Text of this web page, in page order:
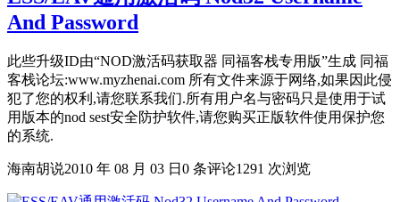
And Password
此些升级ID由“NOD激活码获取器 同福客栈专用版”生成 同福
客栈论坛:www.myzhenai.com 所有文件来源于网络,如果因此侵
犯了您的权利,请您联系我们.所有用户名与密码只是使用于试
用版本的nod sest安全防护软件,请您购买正版软件使用保护您
的系统.
海南胡说2010 年 08 月 03 日 0 条评论1291 次浏览